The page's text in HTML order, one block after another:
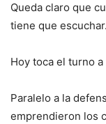
Queda claro que
tiene que escuchar.
Hoy toca el turno
Paralelo a la
emprendieron los